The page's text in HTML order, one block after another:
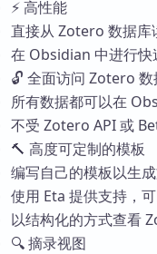
⚡️ 高性能
直接从 Zotero 数据库
在 Obsidian 中进行快
🔓 全面访问 Zotero 数
所有数据都可以在
不受 Zotero API 或
🔨 高度可定制的模板
编写自己的模板以生
使用 Eta 提供支持，
以结构化的方式查看
🔍 摘录视图